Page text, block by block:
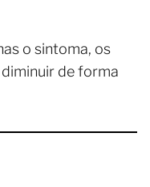
o sintoma, os
de forma